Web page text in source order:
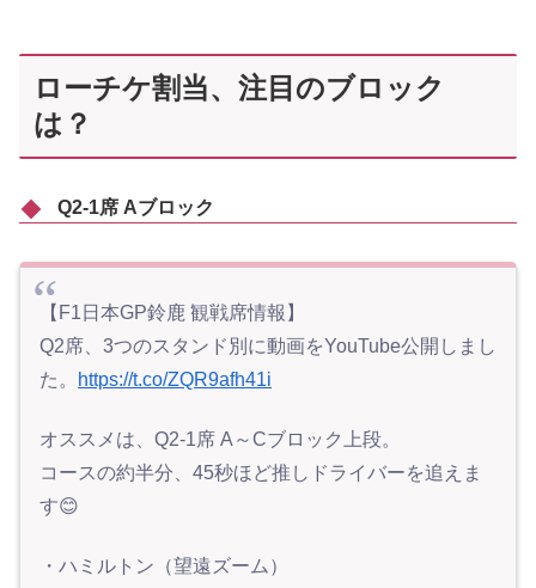
ローチケ割当、注目のブロック
は？
Q2-1席 Aブロック
【F1日本GP鈴鹿 観戦席情報】
Q2席、3つのスタンド別に動画をYouTube公開しまし
た。
https://t.co/ZQR9afh41i
オススメは、Q2-1席 A～Cブロック上段。
コースの約半分、45秒ほど推しドライバーを追えま
す😊
・ハミルトン（望遠ズーム）